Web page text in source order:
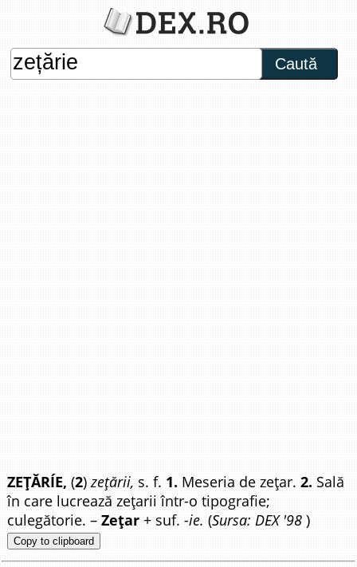
Caută
ZEȚĂRÍE, (2)zețării, s. f. 1. Meseria de zețar.2. Sală
în care lucrează zețarii într-o tipografie;
culegătorie. –Zețar + suf.-ie. (Sursa: DEX '98 )
Copy to clipboard